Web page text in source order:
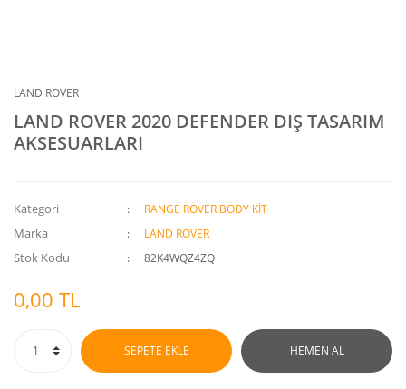
LAND ROVER
LAND ROVER 2020 DEFENDER DIŞ TASARIM
AKSESUARLARI
Kategori RANGE ROVER BODY KİT
Marka LAND ROVER
Stok Kodu 82K4WQZ4ZQ
0,00 TL
SEPETE EKLE HEMEN AL